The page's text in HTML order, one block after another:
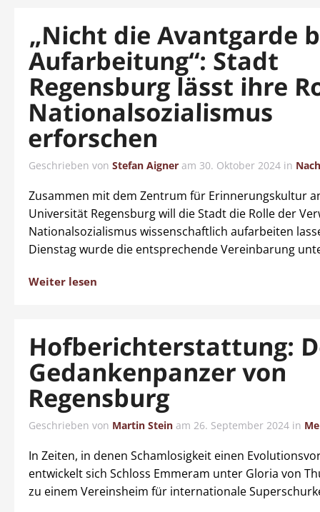
„Nicht die Avantgarde
Aufarbeitung“: Stadt
Regensburg lässt ihre
Nationalsozialismus
erforschen
Geschrieben von Stefan Aigner am 30. Oktober 2024 in
Zusammen mit dem Zentrum für Erinnerungskultur
Universität Regensburg will die Stadt die Rolle der
Nationalsozialismus wissenschaftlich aufarbeiten
Dienstag wurde die entsprechende Vereinbarung
Weiter lesen
Hofberichterstattung:
Gedankenpanzer von
Regensburg
Geschrieben von Martin Stein am 26. September 2024 in
In Zeiten, in denen Schamlosigkeit einen
entwickelt sich Schloss Emmeram unter Gloria von
zu einem Vereinsheim für internationale